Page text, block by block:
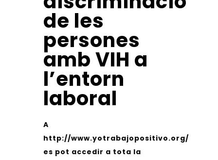
de les
persones
amb VIH a
l’entorn
laboral
A
http://www.yotrabajopositivo.org/
es pot accedir a tota la